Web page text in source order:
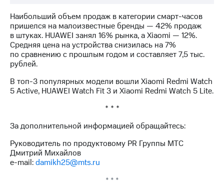
Порядок
выкупа
акций
Дивиденды
Рынок
облигаций
Описание
Еврооблигации-2023
именных
Другое
Регистратор
Наибольший объем продаж в категории смарт-часов
пришелся на малоизвестные бренды — 42% продаж
в штуках. HUAWEI занял 16% рынка, а Xiaomi — 12%.
Средняя цена на устройства снизилась на 7%
по сравнению с прошлым годом и составляет 7,5 тыс.
рублей.
В топ-3 популярных модели вошли Xiaomi Redmi Watch
5 Active, HUAWEI Watch Fit 3 и Xiaomi Redmi Watch 5 Lite.
* * *
За дополнительной информацией обращайтесь:
Руководитель по продуктовому PR Группы МТС
Дмитрий Михайлов
e-mail:damikh25@mts.ru
* * *